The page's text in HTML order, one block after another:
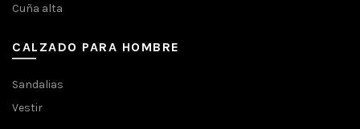
Cuña alta
CALZADO PARA HOMBRE
Sandalias
Vestir